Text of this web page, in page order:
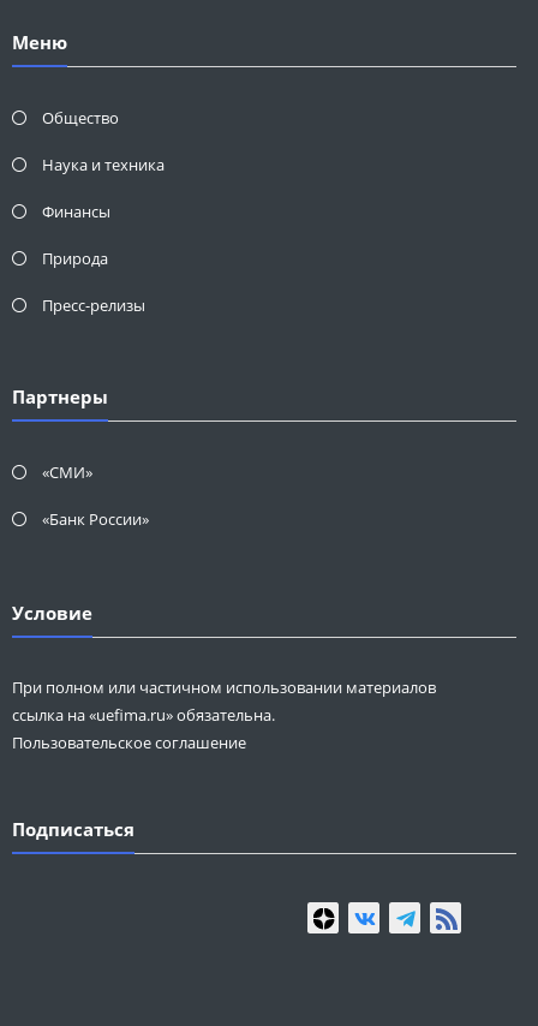
Меню
Общество
Наука и техника
Финансы
Природа
Пресс-релизы
Партнеры
«СМИ»
«Банк России»
Условие
При полном или частичном использовании материалов
ссылка на «uefima.ru» обязательна.
Пользовательское соглашение
Подписаться